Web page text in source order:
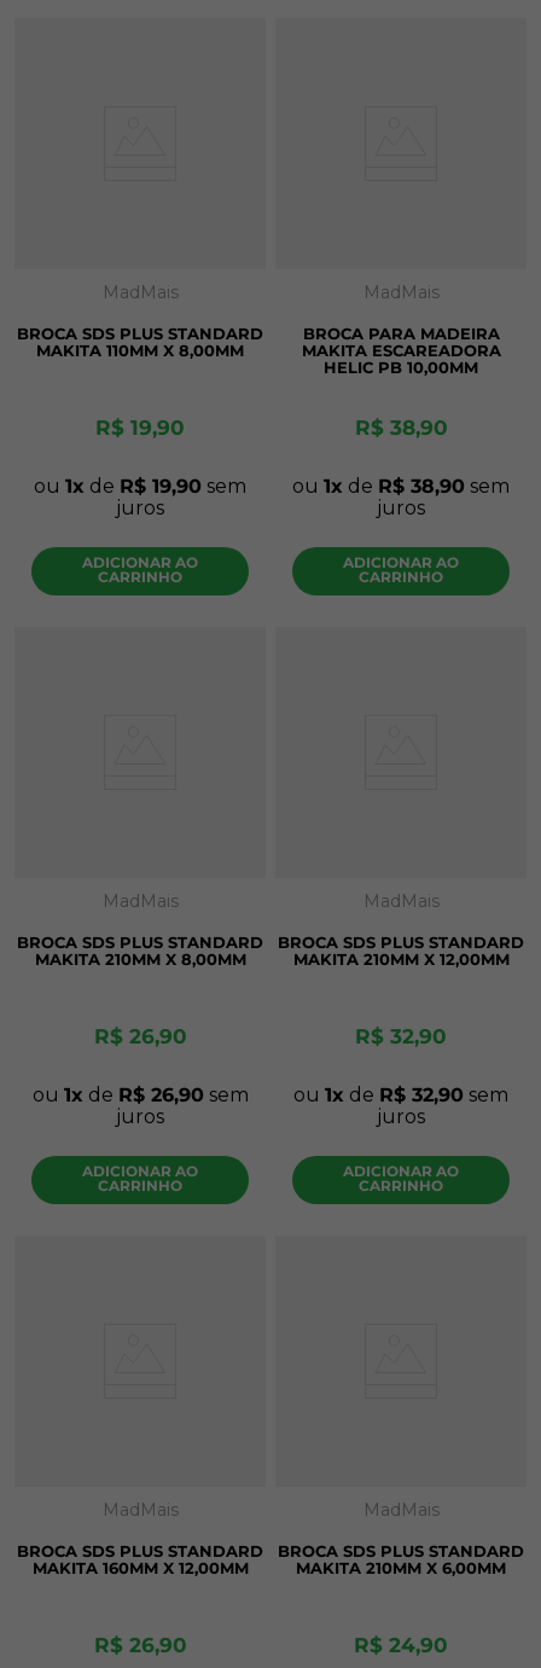
MadMais
BROCA SDS PLUS STANDARD
MAKITA 110MM X 8,00MM
R$ 19,90
ou 1 de R$ 19,90 sem
juros
ADICIONAR AO
CARRINHO
MadMais
BROCA PARA MADEIRA
MAKITA ESCAREADORA
HELIC PB 10,00MM
R$ 38,90
ou 1 de R$ 38,90 sem
juros
ADICIONAR AO
CARRINHO
MadMais
BROCA SDS PLUS STANDARD
MAKITA 210MM X 8,00MM
R$ 26,90
ou 1 de R$ 26,90 sem
juros
ADICIONAR AO
CARRINHO
MadMais
BROCA SDS PLUS STANDARD
MAKITA 210MM X 12,00MM
R$ 32,90
ou 1 de R$ 32,90 sem
juros
ADICIONAR AO
CARRINHO
MadMais
BROCA SDS PLUS STANDARD
MAKITA 160MM X 12,00MM
R$ 26,90
MadMais
BROCA SDS PLUS STANDARD
MAKITA 210MM X 6,00MM
R$ 24,90